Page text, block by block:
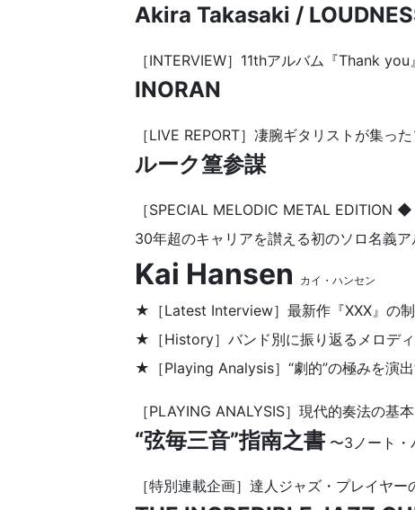
Akira Takasaki /
［INTERVIEW］11thアルバム『Thank you
INORAN
［LIVE REPORT］凄腕ギタリストが集っ
ルーク篁参謀
［SPECIAL MELODIC METAL EDITION ◆
30年超のキャリアを讃える初のソロ名義ア
Kai Hansen カイ・ハンセン
★［Latest Interview］最新作『XXX』の
★［History］バンド別に振り返るメロデ
★［Playing Analysis］“劇的”の極みを演
［PLAYING ANALYSIS］現代的奏法の基
“弦毎三音”指南之書 〜3ノート・
［特別連載企画］達人ジャズ・プレイヤ